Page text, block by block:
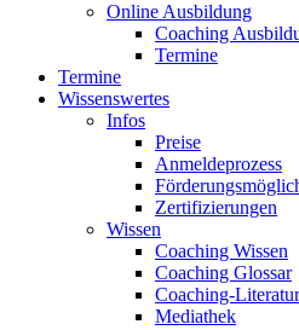
Online Ausbildung
Coaching
Termine
Termine
Wissenswertes
Infos
Preise
Anmeldeprozess
Zertifizierungen
Wissen
Coaching Wissen
Coaching Glossar
Coaching-
Mediathek